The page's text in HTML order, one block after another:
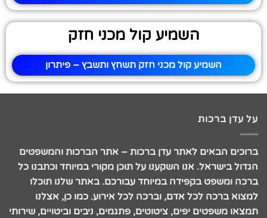
השמיע קול מכני חזק
השמיע קול מכני חזק תשחץ ותשבץ – פיתרון
על עדן ברכות
ברוכים הבאים לאתר עדן ברכות – אתר הברכות והמשפטים
הגדול בישראל. אנו השקענו על תוכן מקורי במיוחד וכתבנו כל
ברכה ומשפט בקפידה במיוחד עבורכם. באתר שלנו תוכלו
למצוא ברכה לכל אדם, וברכה לכל אירוע. כמו כן, אצלנו
תמצאו משפטים יפים, ציטוטים, פתגמים, ניבים וביטויים, שירותי